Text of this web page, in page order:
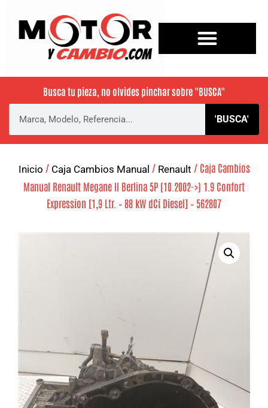
Busca tu pieza, no olvides pinchar sobre "BUSCA"
'BUSCA'
Inicio / Caja Cambios Manual / Renault / Caja Cambios
Manual Renault Megane II Berlina 5P (10.2002->) 1.9 Confort
Expression [1,9 Ltr. – 88 kW dCi Diesel] – 562807